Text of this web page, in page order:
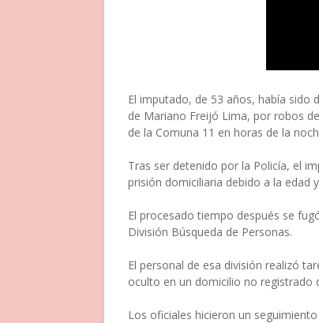
El imputado, de 53 años, había sido
de Mariano Freijó Lima, por robos
de la Comuna 11 en horas de la
Tras ser detenido por la Policía, el
prisión domiciliaria debido a la edad
El procesado tiempo después se
División Búsqueda de Personas.
El personal de esa división realizó
oculto en un domicilio no registrado
Los oficiales hicieron un